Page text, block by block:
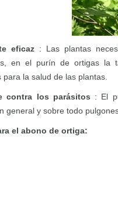
eficaz : Las plantas
en el purín de ortigas la
para la salud de las plantas.
contra los parásitos : El
general y sobre todo
el abono de ortiga: